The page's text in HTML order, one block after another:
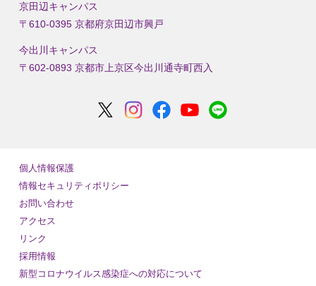
京田辺キャンパス
〒610-0395 京都府京田辺市興戸
今出川キャンパス
〒602-0893 京都市上京区今出川通寺町西入
個人情報保護
情報セキュリティポリシー
お問い合わせ
アクセス
リンク
採用情報
新型コロナウイルス感染症への対応について